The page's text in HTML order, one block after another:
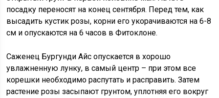
посадку переносят на конец сентября. Перед тем, как
высадить кустик розы, корни его укорачиваются на 6-8
см и опускаются на 6 часов в Фитоклоне.
Саженец Бургунди Айс опускается в хорошо
увлажненную лунку, в самый центр – при этом все
корешки необходимо распутать и расправить. Затем
растение розы засыпают грунтом, уплотняя его вокруг